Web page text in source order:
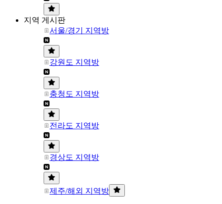
지역 게시판
서울/경기 지역방
강원도 지역방
충청도 지역방
전라도 지역방
경상도 지역방
제주/해외 지역방